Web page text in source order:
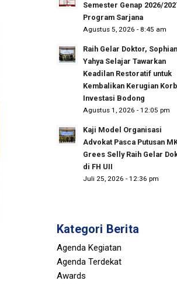
Semester Genap 2026/
Program Sarjana
Agustus 5, 2026 - 8:45 am
Raih Gelar Doktor, Sophian
Yahya Selajar Tawarkan
Keadilan Restoratif untuk
Kembalikan Kerugian
Investasi Bodong
Agustus 1, 2026 - 12:05 pm
Kaji Model Organisasi
Advokat Pasca Putusan
Grees Selly Raih Gelar
di FH UII
Juli 25, 2026 - 12:36 pm
Kategori Berita
Agenda Kegiatan
Agenda Terdekat
Awards